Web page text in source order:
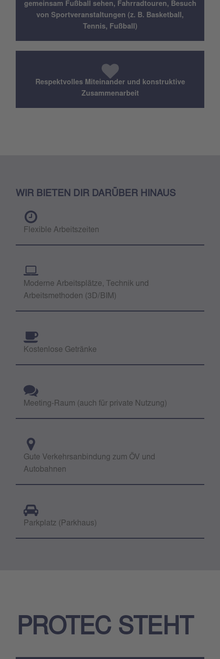
gemeinsam Fußball sehen, Fahrradtouren, Besuch
von Sportveranstaltungen (z. B. Basketball,
Tennis, Fußball)
Respektvolles Miteinander und konstruktive
Zusammenarbeit
WIR BIETEN DIR DARÜBER HINAUS
Flexible Arbeitszeiten
Moderne Arbeitsplätze, Technik und
Arbeitsmethoden (3D/BIM)
Kostenlose Getränke
Meeting-Raum (auch für private Nutzung)
Gute Verkehrsanbindung zum ÖV und
Autobahnen
Parkplatz (Parkhaus)
PROTEC STEHT